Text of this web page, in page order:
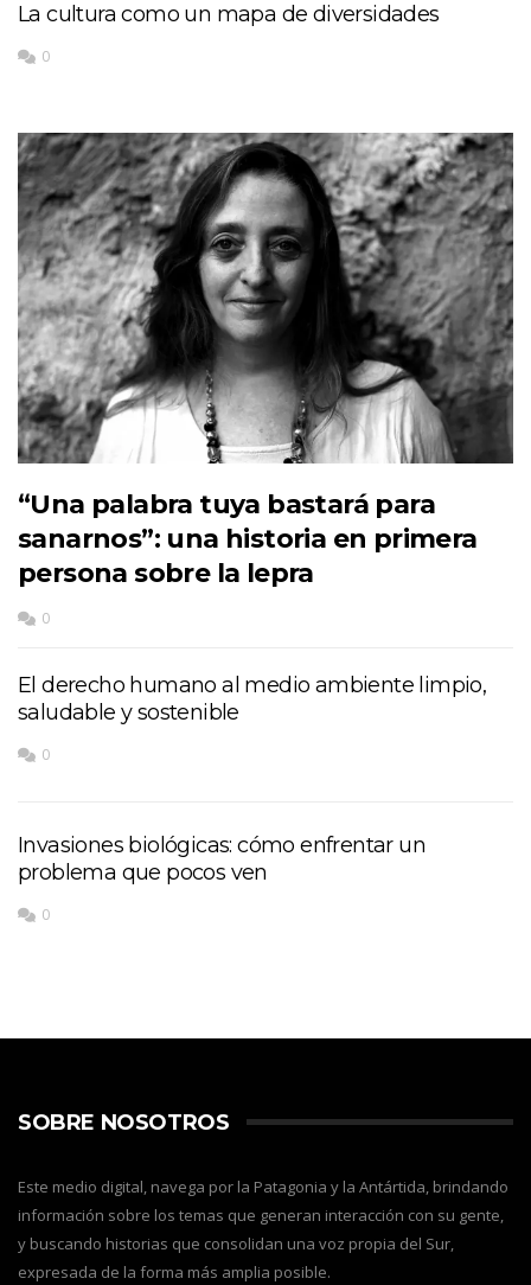
La cultura como un mapa de diversidades
0
“Una palabra tuya bastará para
sanarnos”: una historia en primera
persona sobre la lepra
0
El derecho humano al medio ambiente limpio,
saludable y sostenible
0
Invasiones biológicas: cómo enfrentar un
problema que pocos ven
0
SOBRE NOSOTROS
Este medio digital, navega por la Patagonia y la Antártida, brindando
información sobre los temas que generan interacción con su gente,
y buscando historias que consolidan una voz propia del Sur,
expresada de la forma más amplia posible.